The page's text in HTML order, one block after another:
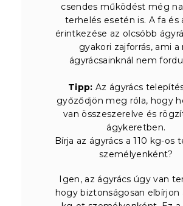
csendes működést még
terhelés esetén is. A fa és
érintkezése az olcsóbb
gyakori zajforrás, ami a
ágyrácsainknál nem
Tipp: Az ágyrács
győződjön meg róla, hogy
van összeszerelve és
ágykeretben.
Bírja az ágyrács a 110 kg-os
személyenként?
Igen, az ágyrács úgy van
hogy biztonságosan elbírjon